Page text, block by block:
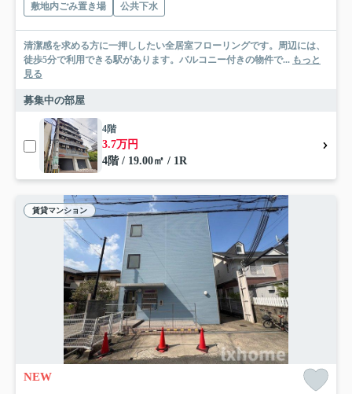
敷地内ごみ置き場
公共下水
清潔感を求める方に一押ししたい全居室フローリングです。周辺には、
徒歩5分で利用できる駅があります。バルコニー付きの物件で... もっと
見る
募集中の部屋
4階
3.7万円
4階 / 19.00㎡ / 1R
賃貸マンション
NEW